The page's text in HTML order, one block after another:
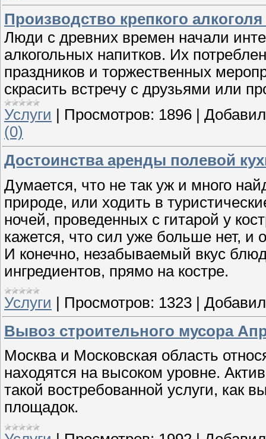
Производство крепкого
Люди с древних времен начали
алкогольных напитков. Их
праздников и торжественных
скрасить встречу с друзьями или
Услуги
Просмотров: 1896
(0)
Достоинства аренды полевой
Думается, что не так уж и много
природе, или ходить в
ночей, проведенных с гитарой у
кажется, что сил уже больше нет, и
И конечно, незабываемый вкус
ингредиентов, прямо на костре.
Услуги
Просмотров: 1323
Вывоз строительного мусора
Москва и Московская область
находятся на высоком уровне.
такой востребованной услуги, как
площадок.